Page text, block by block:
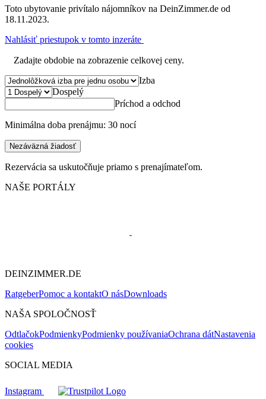
Toto ubytovanie privítalo nájomníkov na DeinZimmer.de od
18.11.2023.
Nahlásiť priestupok v tomto inzeráte
Zadajte obdobie na zobrazenie celkovej ceny.
Izba
Dospelý
Príchod a odchod
Minimálna doba prenájmu: 30 nocí
Nezáväzná žiadosť
Rezervácia sa uskutočňuje priamo s prenajímateľom.
NAŠE PORTÁLY
DEINZIMMER.DE
RatgeberPomoc a kontaktO násDownloads
NAŠA SPOLOČNOSŤ
OdtlačokPodmienkyPodmienky používaniaOchrana dátNastavenia
cookies
SOCIAL MEDIA
Instagram